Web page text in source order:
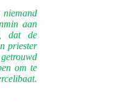
aan
dat de
priester
om te